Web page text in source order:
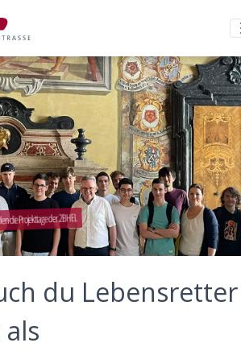
die Projekttage der 2BHEL
du